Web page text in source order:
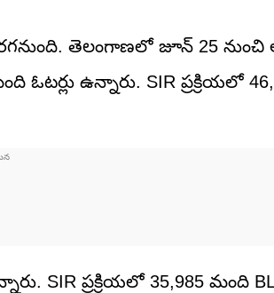
తెలంగాణలో జూన్ 25 నుంచి
ఓటర్లు ఉన్నారు. SIR ప్రక్రియలో
SIR ప్రక్రియలో 35,985 మంది